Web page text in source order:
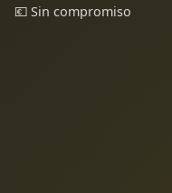
💶 Sin compromiso